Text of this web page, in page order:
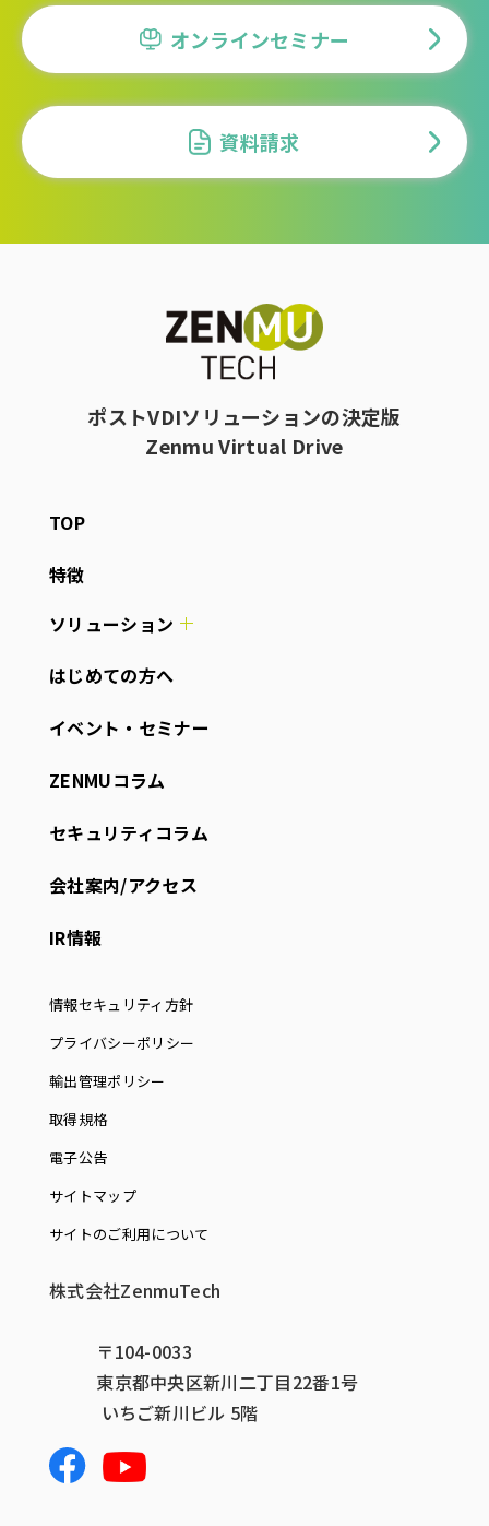
オンラインセミナー
資料請求
ポストVDIソリューションの決定版
Zenmu Virtual Drive
TOP
特徴
ソリューション
はじめての方へ
イベント・セミナー
ZENMUコラム
セキュリティコラム
会社案内/アクセス
IR情報
情報セキュリティ方針
プライバシーポリシー
輸出管理ポリシー
取得規格
電子公告
サイトマップ
サイトのご利用について
株式会社ZenmuTech
〒104-0033
東京都中央区新川二丁目22番1号
いちご新川ビル 5階